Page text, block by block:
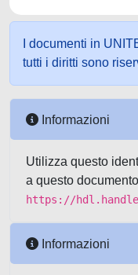
I documenti in
tutti i diritti sono
Informazioni
Utilizza questo
a questo
https://
Informazioni